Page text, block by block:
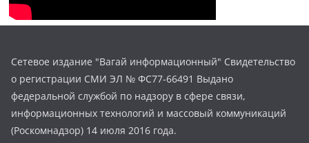
Сетевое издание "Вагай информационный" Свидетельство
о регистрации СМИ ЭЛ № ФС77-66491 Выдано
федеральной службой по надзору в сфере связи,
информационных технологий и массовый коммуникаций
(Роскомнадзор) 14 июля 2016 года.